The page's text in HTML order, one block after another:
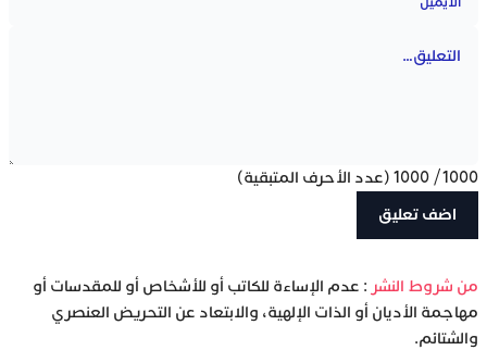
1000
/
1000 (عدد الأحرف المتبقية)
‫من شروط النشر : عدم الإساءة للكاتب أو للأشخاص أو للمقدسات أو
مهاجمة الأديان أو الذات الإلهية، والابتعاد عن التحريض العنصري
والشتائم.